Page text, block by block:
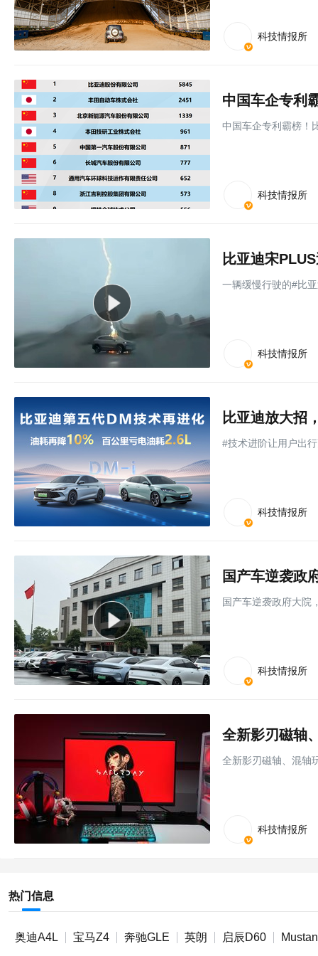
科技情报所
中国车企专利霸榜！
科技情报所
一辆缓慢行驶的#比
科技情报所
#技术进阶让用户出
科技情报所
国产车逆袭政府大院
科技情报所
全新影刃磁轴、混轴
科技情报所
热门信息
奥迪A4L 宝马Z4 奔驰GLE 英朗 启辰D60